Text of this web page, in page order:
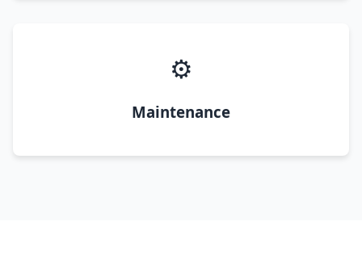
⚙️
Maintenance